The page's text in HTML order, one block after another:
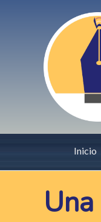
User
menu
Main
Inicio